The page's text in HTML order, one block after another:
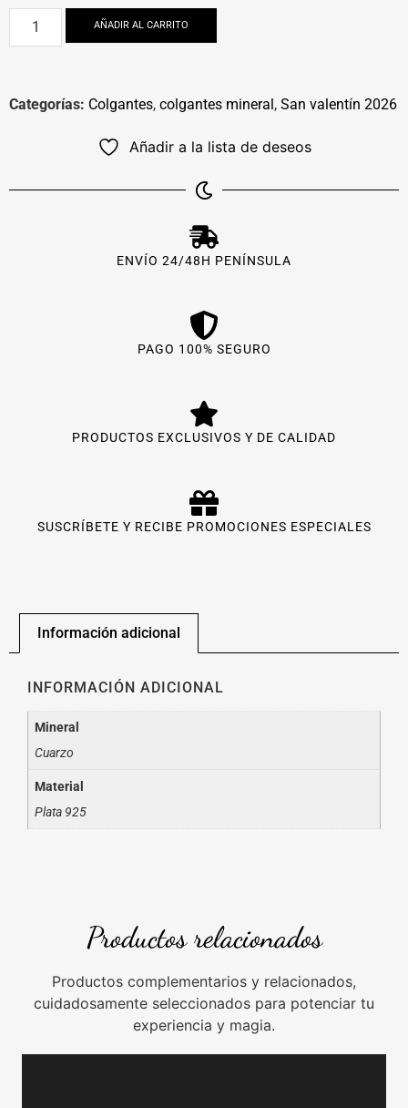
AÑADIR AL CARRITO
Categorías: Colgantes, colgantes mineral, San valentín 2026
Añadir a la lista de deseos
ENVÍO 24/48H PENÍNSULA
PAGO 100% SEGURO
PRODUCTOS EXCLUSIVOS Y DE CALIDAD
SUSCRÍBETE Y RECIBE PROMOCIONES ESPECIALES
Información adicional
INFORMACIÓN ADICIONAL
Mineral
Cuarzo
Material
Plata 925
Productos relacionados
Productos complementarios y relacionados,
cuidadosamente seleccionados para potenciar tu
experiencia y magia.